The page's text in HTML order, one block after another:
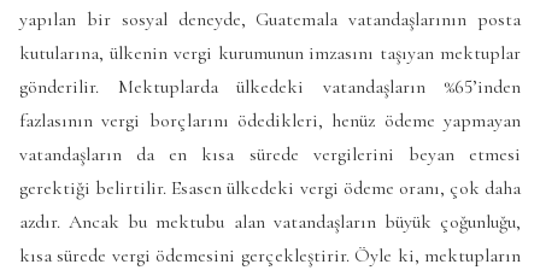
yapılan bir sosyal deneyde, Guatemala vatandaşlarının posta
kutularına, ülkenin vergi kurumunun imzasını taşıyan mektuplar
gönderilir. Mektuplarda ülkedeki vatandaşların %65’inden
fazlasının vergi borçlarını ödedikleri, henüz ödeme yapmayan
vatandaşların da en kısa sürede vergilerini beyan etmesi
gerektiği belirtilir. Esasen ülkedeki vergi ödeme oranı, çok daha
azdır. Ancak bu mektubu alan vatandaşların büyük çoğunluğu,
kısa sürede vergi ödemesini gerçekleştirir. Öyle ki, mektupların